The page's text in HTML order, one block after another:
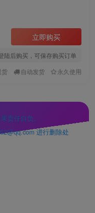
立即购买
陆后购买，可保存购买订单
货 自动发货 永久使用
责任自负。
进行删除处